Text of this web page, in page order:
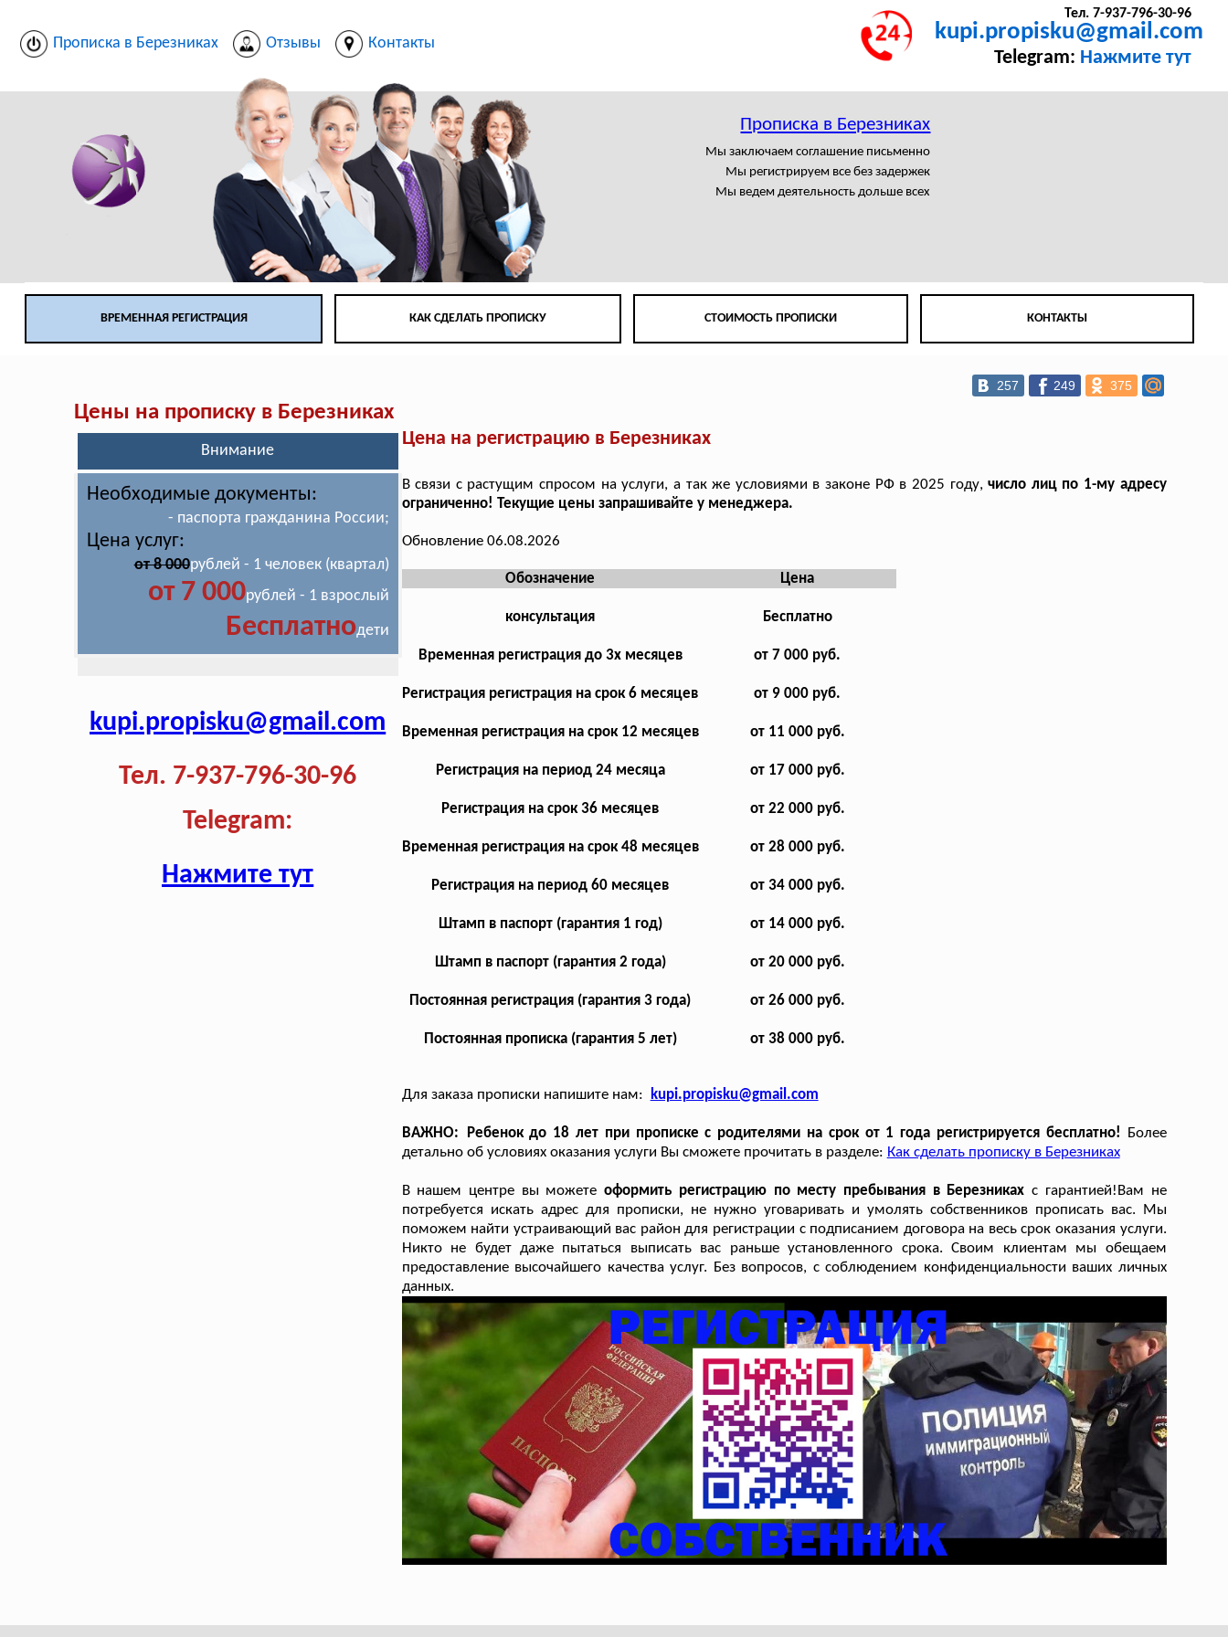
Прописка в Березниках Отзывы Контакты
Тел. 7-937-796-30-96
kupi.propisku@gmail.com
Telegram: Нажмите тут
Прописка в Березниках
Мы заключаем соглашение письменно
Мы регистрируем все без задержек
Мы ведем деятельность дольше всех
ВРЕМЕННАЯ РЕГИСТРАЦИЯ КАК СДЕЛАТЬ ПРОПИСКУ СТОИМОСТЬ ПРОПИСКИ КОНТАКТЫ
257 249 375
Цены на прописку в Березниках
Внимание
Необходимые документы:
- паспорта гражданина России;
Цена услуг:
от 8 000рублей - 1 человек (квартал)
от 7 000рублей - 1 взрослый
Бесплатнодети
kupi.propisku@gmail.com
Тел. 7-937-796-30-96
Telegram:
Нажмите тут
Цена на регистрацию в Березниках
В связи с растущим спросом на услуги, а так же условиями в законе РФ в 2025 году,число лиц по 1-му адресу
ограниченно! Текущие цены запрашивайте у менеджера.
Обновление 06.08.2026
Обозначение Цена
консультация Бесплатно
Временная регистрация до 3х месяцев от 7 000 руб.
Регистрация регистрация на срок 6 месяцев от 9 000 руб.
Временная регистрация на срок 12 месяцев от 11 000 руб.
Регистрация на период 24 месяца от 17 000 руб.
Регистрация на срок 36 месяцев от 22 000 руб.
Временная регистрация на срок 48 месяцев от 28 000 руб.
Регистрация на период 60 месяцев от 34 000 руб.
Штамп в паспорт (гарантия 1 год) от 14 000 руб.
Штамп в паспорт (гарантия 2 года) от 20 000 руб.
Постоянная регистрация (гарантия 3 года) от 26 000 руб.
Постоянная прописка (гарантия 5 лет) от 38 000 руб.
Для заказа прописки напишите нам: kupi.propisku@gmail.com
ВАЖНО: Ребенок до 18 лет при прописке с родителями на срок от 1 года регистрируется бесплатно!
Более
детально об условиях оказания услуги Вы сможете прочитать в разделе: Как сделать прописку в Березниках
В нашем центре вы можетеоформить регистрацию по месту пребывания в Березниках с гарантией!Вам не
потребуется искать адрес для прописки, не нужно уговаривать и умолять собственников прописать вас. Мы
поможем найти устраивающий вас район для регистрации с подписанием договора на весь срок оказания услуги.
Никто не будет даже пытаться выписать вас раньше установленного срока. Своим клиентам мы обещаем
предоставление высочайшего качества услуг. Без вопросов, с соблюдением конфиденциальности ваших личных
данных.